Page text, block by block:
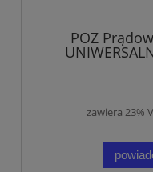
POZ
zawiera 23%